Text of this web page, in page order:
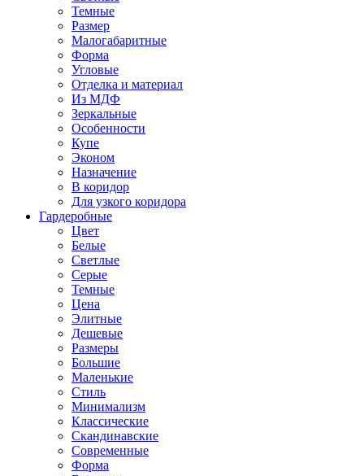
Темные
Размер
Малогабаритные
Форма
Угловые
Отделка и материал
Из МДФ
Зеркальные
Особенности
Купе
Эконом
Назначение
В коридор
Для узкого коридора
Гардеробные
Цвет
Белые
Светлые
Серые
Темные
Цена
Элитные
Дешевые
Размеры
Большие
Маленькие
Стиль
Минимализм
Классические
Скандинавские
Современные
Форма